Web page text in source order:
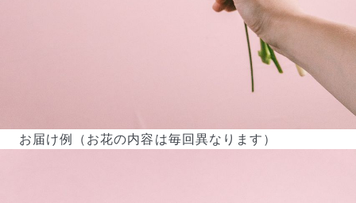
ご注文後一定時間内であればキャンセル可能です。
お届け例（お花の内容は毎回異なります）